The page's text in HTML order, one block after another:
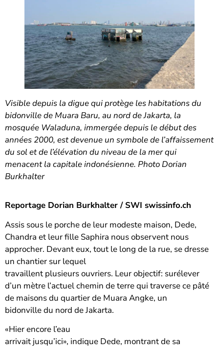
Visible depuis la digue qui protège les habitations du
bidonville de Muara Baru, au nord de Jakarta, la
mosquée Waladuna, immergée depuis le début des
années 2000, est devenue un symbole de l’affaissement
du sol et de l’élévation du niveau de la mer qui
menacent la capitale indonésienne. Photo Dorian
Burkhalter
Reportage Dorian Burkhalter / SWI swissinfo.ch
Assis sous le porche de leur modeste maison, Dede,
Chandra et leur fille Saphira nous observent nous
approcher. Devant eux, tout le long de la rue, se dresse
un chantier sur lequel
travaillent plusieurs ouvriers. Leur objectif: surélever
d’un mètre l’actuel chemin de terre qui traverse ce pâté
de maisons du quartier de Muara Angke, un
bidonville du nord de Jakarta.
«Hier encore l’eau
arrivait jusqu’ici», indique Dede, montrant de sa